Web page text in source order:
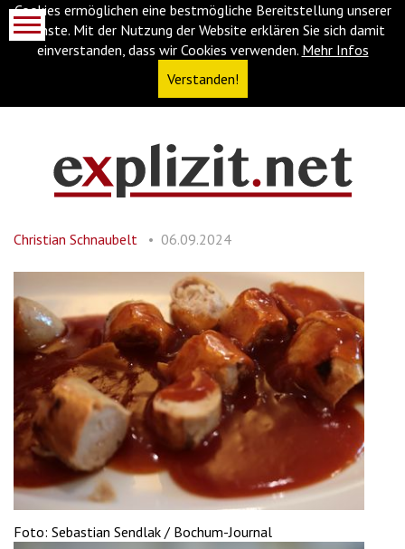
Cookies ermöglichen eine bestmögliche Bereitstellung unserer
Dienste. Mit der Nutzung der Website erklären Sie sich damit
einverstanden, dass wir Cookies verwenden. Mehr Infos
Verstanden!
(Accesskey
springen
(Accesskey
Zur
(Accesskey
'2')
Christian Schnaubelt 06.09.2024
Foto: Sebastian Sendlak / Bochum-Journal